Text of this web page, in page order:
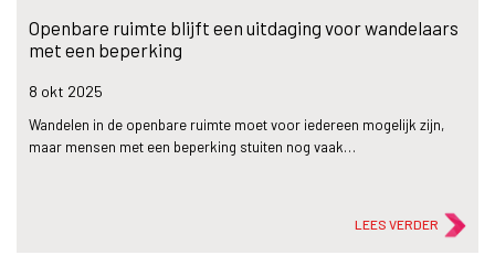
Openbare ruimte blijft een uitdaging voor wandelaars
met een beperking
8 okt 2025
Wandelen in de openbare ruimte moet voor iedereen mogelijk zijn,
maar mensen met een beperking stuiten nog vaak…
LEES VERDER